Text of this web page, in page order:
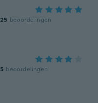
25 beoordelingen
5 beoordelingen